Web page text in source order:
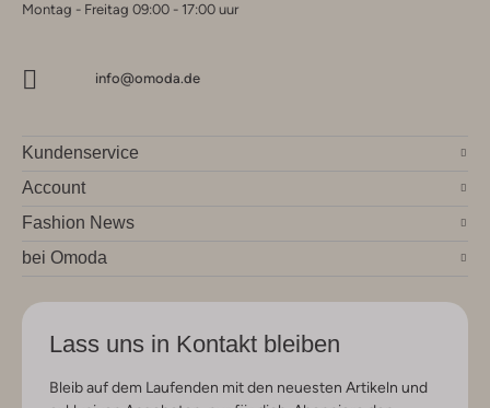
Montag - Freitag 09:00 - 17:00 uur
info@omoda.de
Kundenservice
Account
Fashion News
bei Omoda
Lass uns in Kontakt bleiben
Bleib auf dem Laufenden mit den neuesten Artikeln und